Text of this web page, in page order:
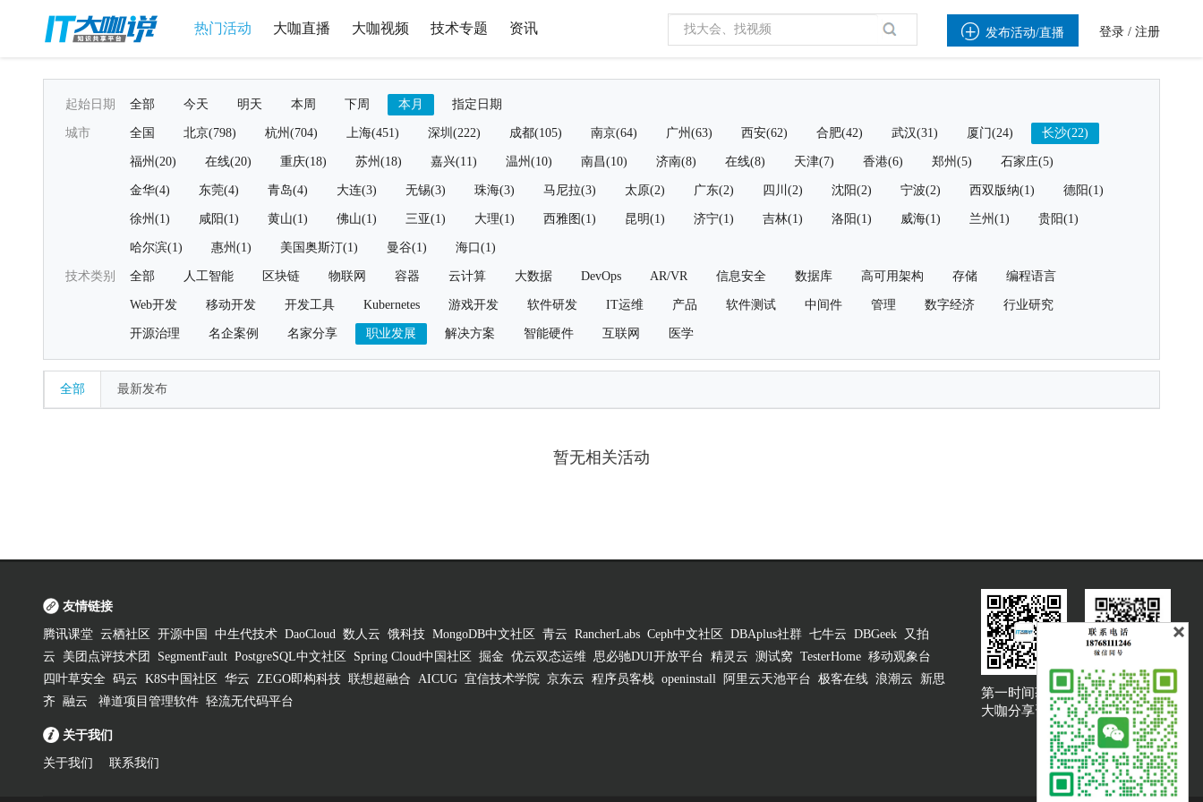
热门活动 大咖直播 大咖视频 技术专题 资讯  发布活动/直播 登录 / 注册
起始日期 全部 今天 明天 本周 下周 本月 指定日期
城市 全国 北京(798) 杭州(704) 上海(451) 深圳(222) 成都(105) 南京(64) 广州(63) 西安(62) 合肥(42) 武汉(31) 厦门(24) 长沙(22)
福州(20) 在线(20) 重庆(18) 苏州(18) 嘉兴(11) 温州(10) 南昌(10) 济南(8) 在线(8) 天津(7) 香港(6) 郑州(5) 石家庄(5)
金华(4) 东莞(4) 青岛(4) 大连(3) 无锡(3) 珠海(3) 马尼拉(3) 太原(2) 广东(2) 四川(2) 沈阳(2) 宁波(2) 西双版纳(1) 德阳(1)
徐州(1) 咸阳(1) 黄山(1) 佛山(1) 三亚(1) 大理(1) 西雅图(1) 昆明(1) 济宁(1) 吉林(1) 洛阳(1) 威海(1) 兰州(1) 贵阳(1)
哈尔滨(1) 惠州(1) 美国奥斯汀(1) 曼谷(1) 海口(1)
技术类别 全部 人工智能 区块链 物联网 容器 云计算 大数据 DevOps AR/VR 信息安全 数据库 高可用架构 存储 编程语言
Web开发 移动开发 开发工具 Kubernetes 游戏开发 软件研发 IT运维 产品 软件测试 中间件 管理 数字经济 行业研究
开源治理 名企案例 名家分享 职业发展 解决方案 智能硬件 互联网 医学
全部 最新发布
暂无相关活动
友情链接
腾讯课堂 云栖社区 开源中国 中生代技术 DaoCloud 数人云 饿科技 MongoDB中文社区 青云 RancherLabs Ceph中文社区 DBAplus社群 七牛云 DBGeek
又拍
云
美团点评技术团 SegmentFault PostgreSQL中文社区 Spring Cloud中国社区 掘金 优云双态运维 思必驰DUI开放平台 精灵云 测试窝 TesterHome 移动观象台
四叶草安全 码云 K8S中国社区 华云 ZEGO即构科技 联想超融合 AICUG 宜信技术学院 京东云 程序员客栈 openinstall 阿里云天池平台 极客在线 浪潮云
新思
齐 融云 禅道项目管理软件 轻流无代码平台
关于我们
关于我们 联系我们
第一时间获取
大咖分享资讯
大咖说吐槽客服